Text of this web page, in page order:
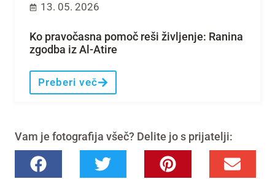
13. 05. 2026
Ko pravočasna pomoč reši življenje: Ranina
zgodba iz Al-Atire
Preberi več
Vam je fotografija všeč? Delite jo s prijatelji: